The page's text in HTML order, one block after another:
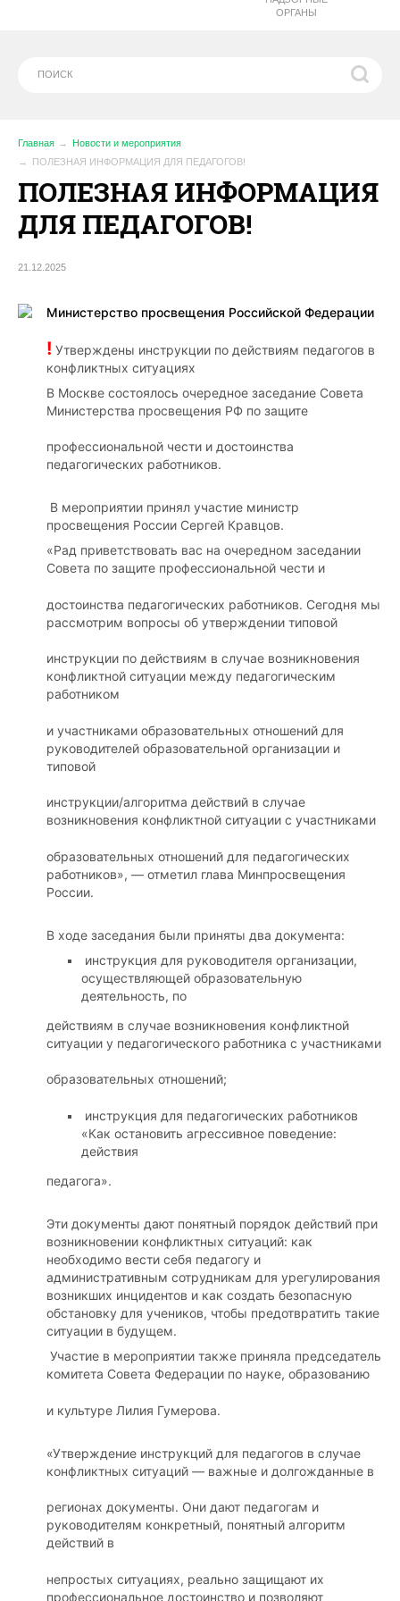
ОРГАНЫ
Главная
Новости и мероприятия
ПОЛЕЗНАЯ ИНФОРМАЦИЯ ДЛЯ ПЕДАГОГОВ!
ПОЛЕЗНАЯ ИНФОРМАЦИЯ
ДЛЯ ПЕДАГОГОВ!
21.12.2025
Министерство просвещения Российской Федерации
! Утверждены инструкции по действиям педагогов в
конфликтных ситуациях
В Москве состоялось очередное заседание Совета
Министерства просвещения РФ по защите
профессиональной чести и достоинства
педагогических работников.
В мероприятии принял участие министр
просвещения России Сергей Кравцов.
«Рад приветствовать вас на очередном заседании
Совета по защите профессиональной чести и
достоинства педагогических работников. Сегодня мы
рассмотрим вопросы об утверждении типовой
инструкции по действиям в случае возникновения
конфликтной ситуации между педагогическим
работником
и участниками образовательных отношений для
руководителей образовательной организации и
типовой
инструкции/алгоритма действий в случае
возникновения конфликтной ситуации с участниками
образовательных отношений для педагогических
работников», — отметил глава Минпросвещения
России.
В ходе заседания были приняты два документа:
инструкция для руководителя организации,
осуществляющей образовательную
деятельность, по
действиям в случае возникновения конфликтной
ситуации у педагогического работника с участниками
образовательных отношений;
инструкция для педагогических работников
«Как остановить агрессивное поведение:
действия
педагога».
Эти документы дают понятный порядок действий при
возникновении конфликтных ситуаций: как
необходимо вести себя педагогу и
административным сотрудникам для урегулирования
возникших инцидентов и как создать безопасную
обстановку для учеников, чтобы предотвратить такие
ситуации в будущем.
Участие в мероприятии также приняла председатель
комитета Совета Федерации по науке, образованию
и культуре Лилия Гумерова.
«Утверждение инструкций для педагогов в случае
конфликтных ситуаций — важные и долгожданные в
регионах документы. Они дают педагогам и
руководителям конкретный, понятный алгоритм
действий в
непростых ситуациях, реально защищают их
профессиональное достоинство и позволяют